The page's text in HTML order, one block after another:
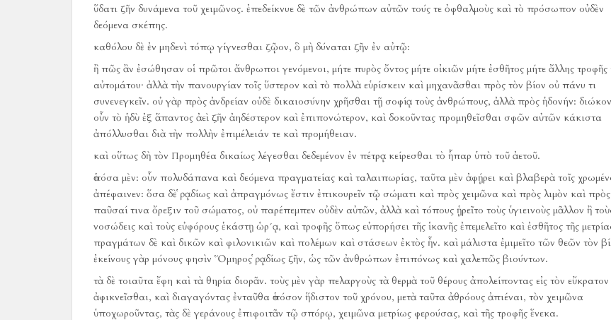
ὕδατι ζῆν δυνάμενα τοῦ χειμῶνος. ἐπεδείκνυε δὲ τῶν ἀνθρώπων αὐτῶν τούς τε ὀφθαλμοὺς καὶ τὸ πρόσωπον οὐδὲν
δεόμενα σκέπης.
καθόλου δὲ ἐν μηδενὶ τόπῳ γίγνεσθαι ζῷον, ὃ μὴ δύναται ζῆν ἐν αὐτῷ:
ἢ πῶς ἂν ἐσώθησαν οἱ πρῶτοι ἄνθρωποι γενόμενοι, μήτε πυρὸς ὄντος μήτε οἰκιῶν μήτε ἐσθῆτος μήτε ἄλλης τροφῆς
αὐτομάτου· ἀλλὰ τὴν πανουργίαν τοῖς ὕστερον καὶ τὸ πολλὰ εὑρίσκειν καὶ μηχανᾶσθαι πρὸς τὸν βίον οὐ πάνυ τι
συνενεγκεῖν. οὐ γὰρ πρὸς ἀνδρείαν οὐδὲ δικαιοσύνην χρῆσθαι τῇ σοφίᾳ τοὺς ἀνθρώπους, ἀλλὰ πρὸς ἡδονήν:
οὖν τὸ ἡδὺ ἐξ ἅπαντος ἀεὶ ζῆν ἀηδέστερον καὶ ἐπιπονώτερον, καὶ δοκοῦντας προμηθεῖσθαι σφῶν αὐτῶν κάκιστα
ἀπόλλυσθαι διὰ τὴν πολλὴν ἐπιμέλειάν τε καὶ προμήθειαν.
καὶ οὕτως δὴ τὸν Προμηθέα δικαίως λέγεσθαι δεδεμένον ἐν πέτρᾳ κείρεσθαι τὸ ἧπαρ ὑπὸ τοῦ ἀετοῦ.
ὁπόσα μὲν: οὖν πολυδάπανα καὶ δεόμενα πραγματείας καὶ ταλαιπωρίας, ταῦτα μὲν ἀφῄρει καὶ βλαβερὰ τοῖς
ἀπέφαινεν: ὅσα δὲ ῥᾳδίως καὶ ἀπραγμόνως ἔστιν ἐπικουρεῖν τῷ σώματι καὶ πρὸς χειμῶνα καὶ πρὸς λιμὸν καὶ
παῦσαί τινα ὄρεξιν τοῦ σώματος, οὐ παρέπεμπεν οὐδὲν αὐτῶν, ἀλλὰ καὶ τόπους ᾑρεῖτο τοὺς ὑγιεινοὺς μᾶλλον ἢ
νοσώδεις καὶ τοὺς εὐφόρους ἑκάστῃ ὡρ´ᾳ, καὶ τροφῆς ὅπως εὐπορήσει τῆς ἱκανῆς ἐπεμελεῖτο καὶ ἐσθῆτος τῆς
πραγμάτων δὲ καὶ δικῶν καὶ φιλονικιῶν καὶ πολέμων καὶ στάσεων ἐκτὸς ἦν. καὶ μάλιστα ἐμιμεῖτο τῶν θεῶν τὸν
ἐκείνους γὰρ μόνους φησὶν Ὅμηρος ῥᾳδίως ζῆν, ὡς τῶν ἀνθρώπων ἐπιπόνως καὶ χαλεπῶς βιούντων.
τὰ δὲ τοιαῦτα ἔφη καὶ τὰ θηρία διορᾶν. τοὺς μὲν γὰρ πελαργοὺς τὰ θερμὰ τοῦ θέρους ἀπολείποντας εἰς τὸν
ἀφικνεῖσθαι, καὶ διαγαγόντας ἐνταῦθα ὁπόσον ἥδιστον τοῦ χρόνου, μετὰ ταῦτα ἀθρόους ἀπιέναι, τὸν χειμῶνα
ὑποχωροῦντας, τὰς δὲ γεράνους ἐπιφοιτᾶν τῷ σπόρῳ, χειμῶνα μετρίως φερούσας, καὶ τῆς τροφῆς ἕνεκα.